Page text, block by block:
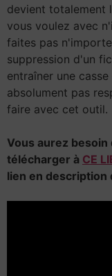
devient totalement
vous voulez avec
faites pas
suppression d'un
entraîner une
absolument pas
faire avec cet outil.
Vous aurez
télécharger à CE
lien en description